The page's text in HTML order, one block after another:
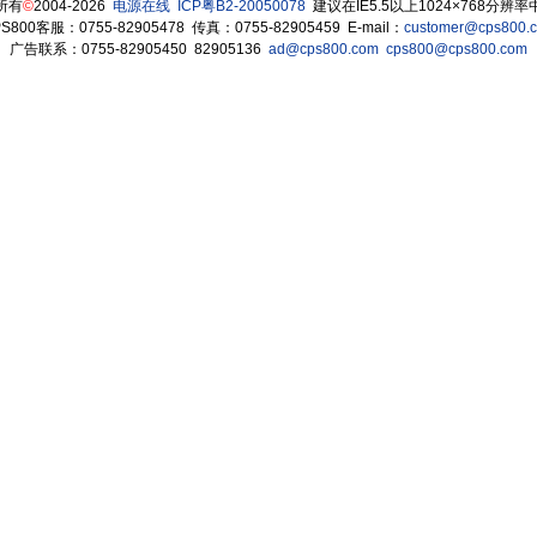
有©2004-2026 电源在线 ICP粤B2-20050078 建议在IE5.5以上1024×768分辨率
客服：0755-82905478 传真：0755-82905459 E-mail：
广告联系：0755-82905450 82905136 ad@cps800.com cps800@cps800.com